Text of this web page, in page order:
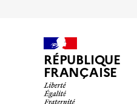
RÉPUBLIQUE
FRANÇAISE